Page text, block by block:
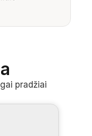
pradžiai